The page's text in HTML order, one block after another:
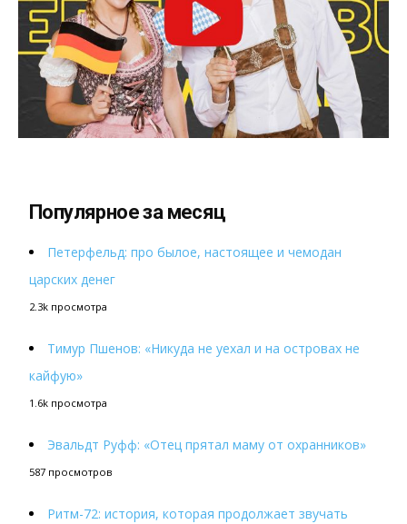
Популярное за месяц
Петерфельд: про былое, настоящее и чемодан
царских денег
2.3k просмотра
Тимур Пшенов: «Никуда не уехал и на островах не
кайфую»
1.6k просмотра
Эвальдт Руфф: «Отец прятал маму от охранников»
587 просмотров
Ритм-72: история, которая продолжает звучать